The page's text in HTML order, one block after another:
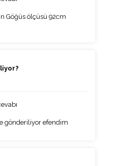
Göğüs ölçüsü 92cm
gönderiliyor efendim